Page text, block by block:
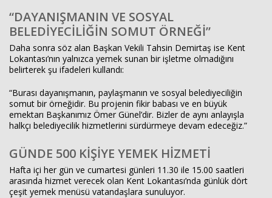
“DAYANIŞMANIN VE SOSYAL
BELEDİYECİLİĞİN SOMUT ÖRNEĞİ”
Daha sonra söz alan Başkan Vekili Tahsin Demirtaş ise Kent
Lokantası’nın yalnızca yemek sunan bir işletme olmadığını
belirterek şu ifadeleri kullandı:
“Burası dayanışmanın, paylaşmanın ve sosyal belediyeciliğin
somut bir örneğidir. Bu projenin fikir babası ve en büyük
emektarı Başkanımız Ömer Günel’dir. Bizler de aynı anlayışla
halkçı belediyecilik hizmetlerini sürdürmeye devam edeceğiz.”
GÜNDE 500 KİŞİYE YEMEK HİZMETİ
Hafta içi her gün ve cumartesi günleri 11.30 ile 15.00 saatleri
arasında hizmet verecek olan Kent Lokantası’nda günlük dört
çeşit yemek menüsü vatandaşlara sunuluyor.